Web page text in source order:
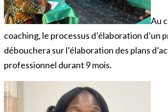
Au
coaching, le processus d’élaboration
débouchera sur l’élaboration des plans
professionnel durant 9 mois.